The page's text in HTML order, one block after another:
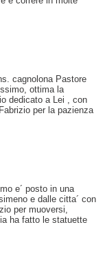
cagnolona Pastore
ottima la
dedicato a Lei , con
per la pazienza
e´ posto in una
e dalle citta´ con
per muoversi,
ha fatto le statuette